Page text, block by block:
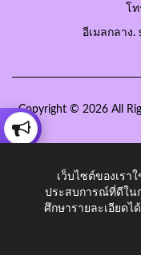
โ
อีเมลกลาง.
Copyright © 2026 All
เว็บไซต์ของเร
ประสบการณ์ที่ดีใน
ศึกษารายละเอียดไ